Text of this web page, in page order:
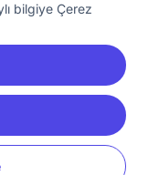
bilgiye Çerez